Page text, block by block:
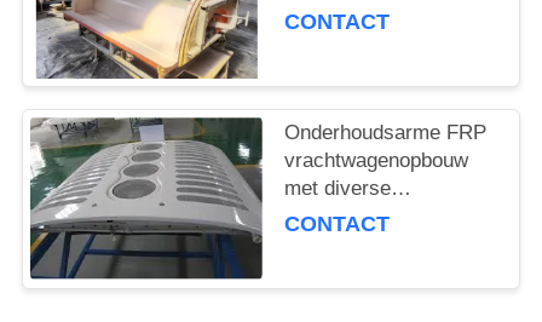
met lichte
CONTACT
Onderhoudsarme FRP
vrachtwagenopbouw
met diverse
specificaties en
CONTACT